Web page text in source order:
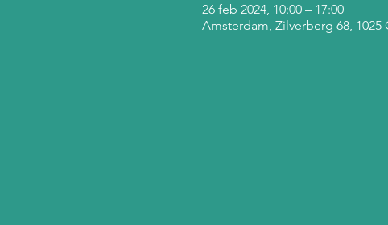
26 feb 2024, 10:00 – 17:00
Amsterdam, Zilverberg 68,